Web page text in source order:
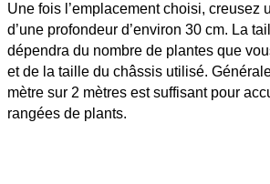
Une fois l’emplacement choisi, creusez
d’une profondeur d’environ 30 cm. La
dépendra du nombre de plantes que
et de la taille du châssis utilisé.
mètre sur 2 mètres est suffisant pour
rangées de plants.